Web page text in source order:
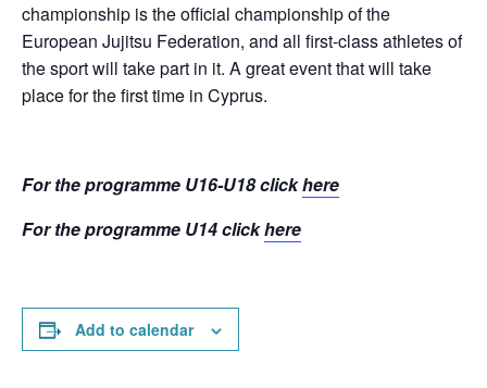
championship is the official championship of the
European Jujitsu Federation, and all first-class athletes of
the sport will take part in it. A great event that will take
place for the first time in Cyprus.
For the programme U16-U18 clickhere
For the programme U14 clickhere
Add to calendar